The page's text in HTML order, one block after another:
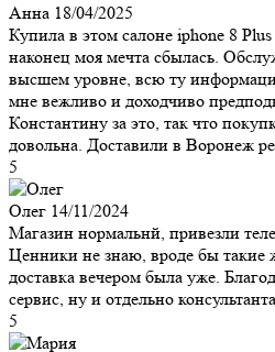
Анна 18/04/2025
Купила в этом салоне iphone 8
наконец моя мечта сбылась.
высшем уровне, всю ту
мне вежливо и доходчиво
Константину за это, так что
довольна. Доставили в Воронеж
5
Олег 14/11/2024
Магазин нормальнй, привезли
Ценники не знаю, вроде бы такие
доставка вечером была уже.
сервис, ну и отдельно
5